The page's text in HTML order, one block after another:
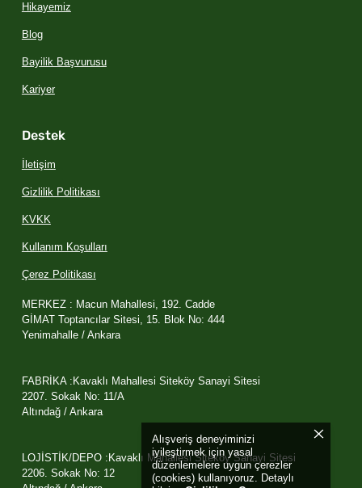
Alışveriş deneyiminizi
iyileştirmek için yasal
düzenlemelere uygun çerezler
(cookies) kullanıyoruz. Detaylı
Hikayemiz
Blog
Bayilik Başvurusu
Kariyer
Destek
İletişim
Gizlilik Politikası
KVKK
Kullanım Koşulları
Çerez Politikası
MERKEZ : Macun Mahallesi, 192. Cadde
GİMAT Toptancılar Sitesi, 15. Blok No: 444
Yenimahalle / Ankara
FABRİKA :Kavaklı Mahallesi Siteköy Sanayi Sitesi
2207. Sokak No: 11/A
Altındağ / Ankara
LOJİSTİK/DEPO :Kavaklı Mahallesi Siteköy Sanayi Sitesi
2206. Sokak No: 12